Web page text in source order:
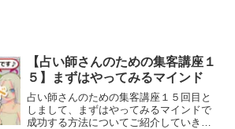
【占い師さんのための集客講座１
５】まずはやってみるマインド
占い師さんのための集客講座１５回目と
しまして、まずはやってみるマインドで
成功する方法についてご紹介していきま